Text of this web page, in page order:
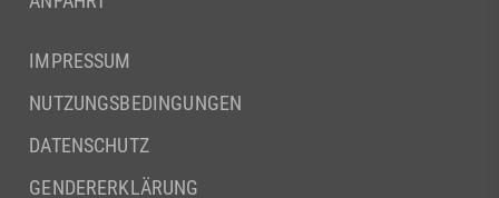
IMPRESSUM
NUTZUNGSBEDINGUNGEN
DATENSCHUTZ
GENDERERKLÄRUNG